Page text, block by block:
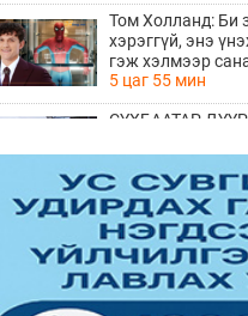
Том Холланд: Би
хэрэггүй, энэ
гэж хэлмээр
5 цаг 55 мин
СҮХБААТАР
ҮРГЭЛЖИЛЖ
7 цаг 52 мин
Ирэх 10
урьдчилсан
7 цаг 59 мин